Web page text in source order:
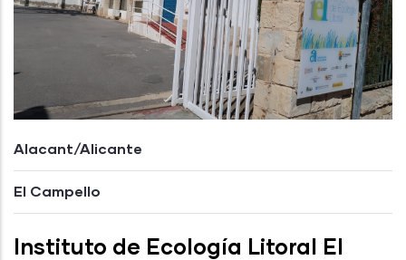
Alacant/Alicante
El Campello
Instituto de Ecología Litoral El